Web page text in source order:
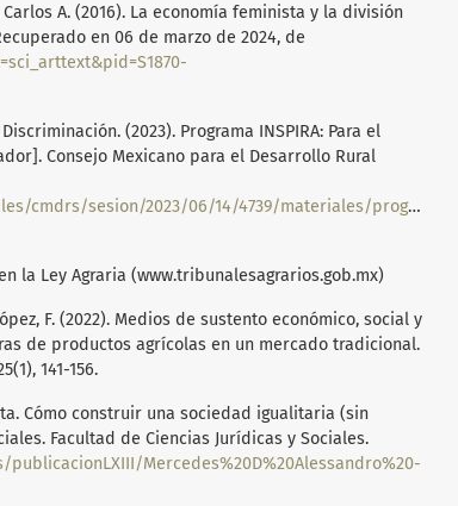
A. (2016). La economía feminista y la división
en 06 de marzo de 2024, de
(2023). Programa INSPIRA: Para el
Consejo Mexicano para el Desarrollo Rural
cmdrs/sesion/2023/06/14/4739/materiales/programa-
la Ley Agraria (www.tribunalesagrarios.gob.mx)
F. (2022). Medios de sustento económico, social y
de productos agrícolas en un mercado tradicional.
141-156.
Cómo construir una sociedad igualitaria (sin
Facultad de Ciencias Jurídicas y Sociales.
Mercedes%20D%20Alessandro%20-